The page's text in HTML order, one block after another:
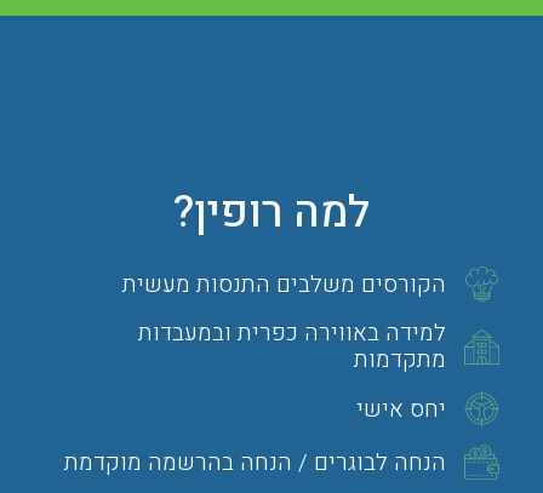
למה רופין?
הקורסים משלבים התנסות מעשית
למידה באווירה כפרית ובמעבדות
מתקדמות
יחס אישי
הנחה לבוגרים / הנחה בהרשמה מוקדמת